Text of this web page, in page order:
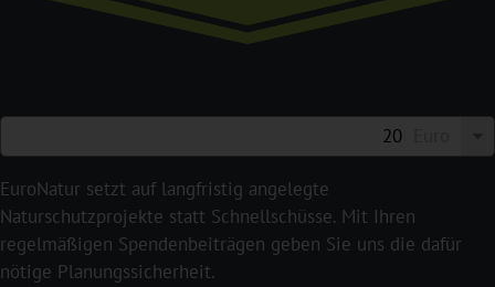
EuroNatur setzt auf langfristig angelegte
Naturschutzprojekte statt Schnellschüsse. Mit Ihren
regelmäßigen Spendenbeiträgen geben Sie uns die dafür
nötige Planungssicherheit.